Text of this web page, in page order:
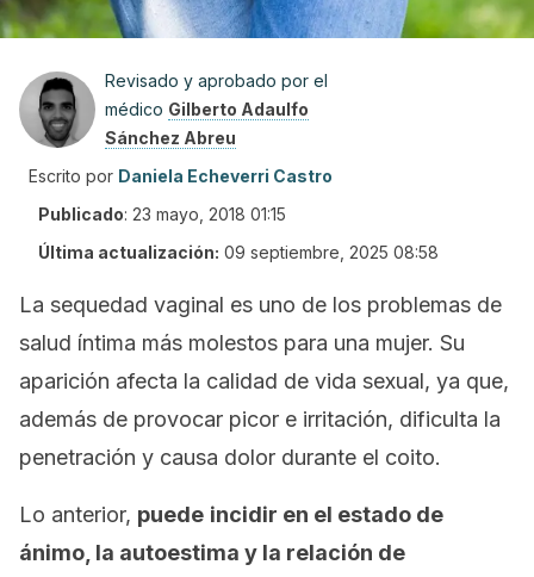
Revisado y aprobado por el
médico Gilberto Adaulfo
Sánchez Abreu
Escrito por Daniela Echeverri Castro
Publicado: 23 mayo, 2018 01:15
Última actualización: 09 septiembre, 2025 08:58
La sequedad vaginal es uno de los problemas de
salud íntima más molestos para una mujer. Su
aparición afecta la calidad de vida sexual, ya que,
además de provocar picor e irritación, dificulta la
penetración y causa dolor durante el coito.
Lo anterior, puede incidir en el estado de
ánimo, la autoestima y la relación de